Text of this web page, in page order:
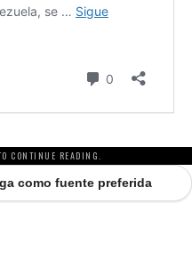
CONTINUE READING.
como fuente preferida